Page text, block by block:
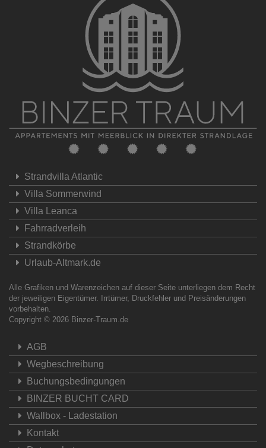
Strandvilla Atlantic
Villa Sommerwind
Villa Leanca
Fahrradverleih
Strandkörbe
Urlaub-Altmark.de
Alle Grafiken und Warenzeichen auf dieser Seite unterliegen dem Recht
der jeweiligen Eigentümer. Irrtümer, Druckfehler und Preisänderungen
vorbehalten.
Copyright © 2026 Binzer-Traum.de
AGB
Wegbeschreibung
Buchungsbedingungen
BINZER BUCHT CARD
Wallbox - Ladestation
Kontakt